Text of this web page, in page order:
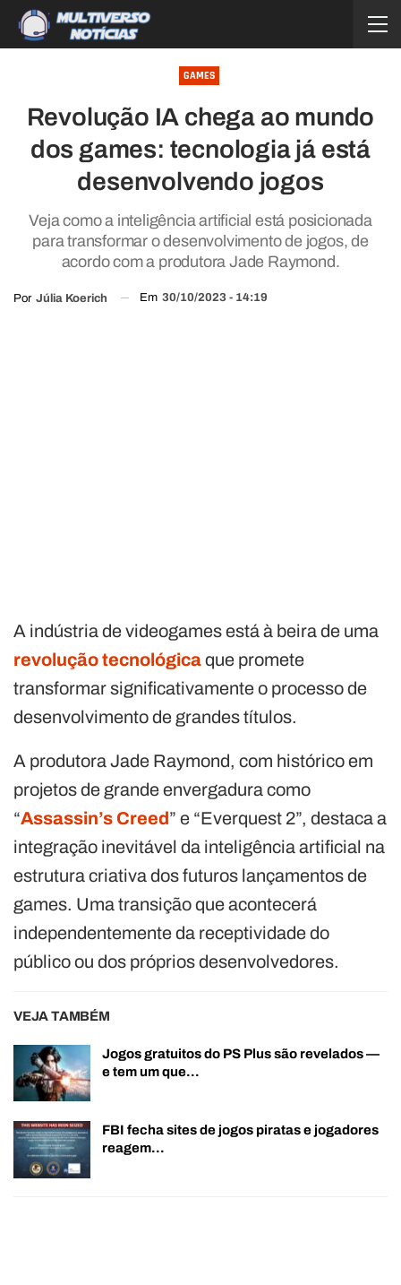
GAMES
Revolução IA chega ao mundo
dos games: tecnologia já está
desenvolvendo jogos
Veja como a inteligência artificial está posicionada
para transformar o desenvolvimento de jogos, de
acordo com a produtora Jade Raymond.
Por Júlia Koerich Em 30/10/2023 - 14:19
A indústria de videogames está à beira de uma
revolução tecnológicaque promete
transformar significativamente o processo de
desenvolvimento de grandes títulos.
A produtora Jade Raymond, com histórico em
projetos de grande envergadura como
“Assassin’s Creed” e “Everquest 2”, destaca a
integração inevitável da inteligência artificial na
estrutura criativa dos futuros lançamentos de
games. Uma transição que acontecerá
independentemente da receptividade do
público ou dos próprios desenvolvedores.
VEJA TAMBÉM
Jogos gratuitos do PS Plus são revelados —
e tem um que…
FBI fecha sites de jogos piratas e jogadores
reagem…